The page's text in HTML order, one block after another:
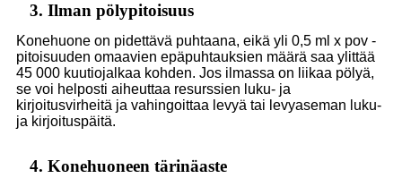
3. Ilman pölypitoisuus
Konehuone on pidettävä puhtaana, eikä yli 0,5 ml x pov -
pitoisuuden omaavien epäpuhtauksien määrä saa ylittää
45 000 kuutiojalkaa kohden. Jos ilmassa on liikaa pölyä,
se voi helposti aiheuttaa resurssien luku- ja
kirjoitusvirheitä ja vahingoittaa levyä tai levyaseman luku-
ja kirjoituspäitä.
4. Konehuoneen tärinäaste